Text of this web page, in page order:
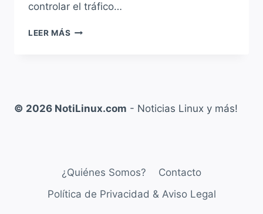
controlar el tráfico…
LEER MÁS
EN
© 2026 NotiLinux.com - Noticias Linux y más!
¿Quiénes Somos?
Contacto
Política de Privacidad & Aviso Legal